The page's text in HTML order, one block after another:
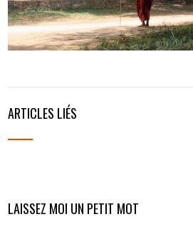
ARTICLES LIÉS
LAISSEZ MOI UN PETIT MOT